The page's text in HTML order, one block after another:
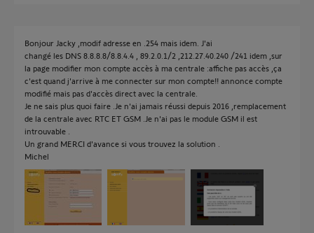
Bonjour Jacky ,modif adresse en .254 mais idem. J'ai
changé les DNS 8.8.8.8/8.8.4.4 , 89.2.0.1/2 ,212.27.40.240 /241 idem ,sur
la page modifier mon compte accès à ma centrale :affiche pas accès ,ça
c'est quand j'arrive à me connecter sur mon compte!! annonce compte
modifié mais pas d'accès direct avec la centrale.
Je ne sais plus quoi faire .Je n'ai jamais réussi depuis 2016 ,remplacement
de la centrale avec RTC ET GSM .Je n'ai pas le module GSM il est
introuvable .
Un grand MERCI d'avance si vous trouvez la solution .
Michel